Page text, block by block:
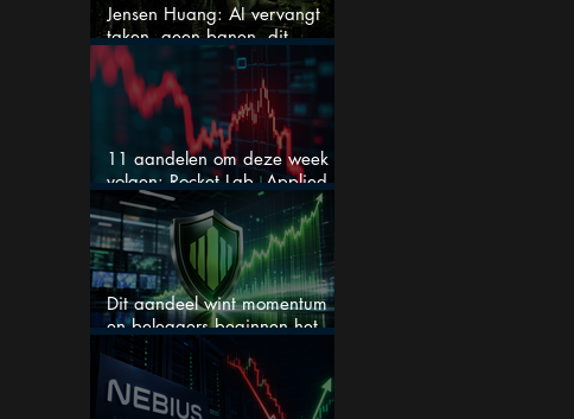
Jensen Huang: AI vervangt
taken, geen banen, dit
betekent het voor AI-aandelen
11 aandelen om deze week te
volgen: Rocket Lab, Applied
Materials en de zwaarste AI-
test
Dit aandeel wint momentum
en beleggers beginnen het
eindelijk te zien